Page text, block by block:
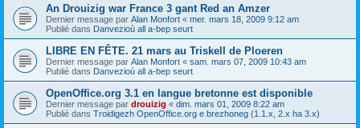
An Drouizig war France 3 gant Red an Amzer
Dernier message par Alan Monfort « mer. mars 18, 2009 9:12 am
Publié dans Danvezioù all a-bep seurt
LIBRE EN FÊTE. 21 mars au Triskell de Ploeren
Dernier message par Alan Monfort « sam. mars 07, 2009 10:43 am
Publié dans Danvezioù all a-bep seurt
OpenOffice.org 3.1 en langue bretonne est disponible
Dernier message par drouizig « dim. mars 01, 2009 8:22 am
Publié dans Troidigezh OpenOffice.org e brezhoneg (1.1.x, 2.x ha 3.x)